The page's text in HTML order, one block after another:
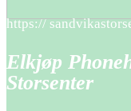
https://
Elkjøp
Storsenter